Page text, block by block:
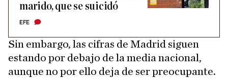
marido, que se suicidó
EFE
Sin embargo, las cifras de Madrid siguen
estando por debajo de la media nacional,
aunque no por ello deja de ser preocupante.